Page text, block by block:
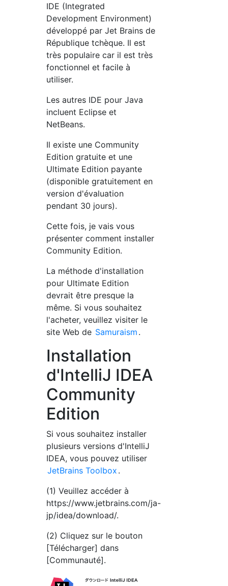
IDE (Integrated
Development Environment)
développé par Jet Brains de
République tchèque. Il est
très populaire car il est très
fonctionnel et facile à
utiliser.
Les autres IDE pour Java
incluent Eclipse et
NetBeans.
Il existe une Community
Edition gratuite et une
Ultimate Edition payante
(disponible gratuitement en
version d'évaluation
pendant 30 jours).
Cette fois, je vais vous
présenter comment installer
Community Edition.
La méthode d'installation
pour Ultimate Edition
devrait être presque la
même. Si vous souhaitez
l'acheter, veuillez visiter le
site Web de Samuraism .
Installation
d'IntelliJ IDEA
Community
Edition
Si vous souhaitez installer
plusieurs versions d'IntelliJ
IDEA, vous pouvez utiliser
JetBrains Toolbox .
(1) Veuillez accéder à
https://www.jetbrains.com/ja-
jp/idea/download/.
(2) Cliquez sur le bouton
[Télécharger] dans
[Communauté].